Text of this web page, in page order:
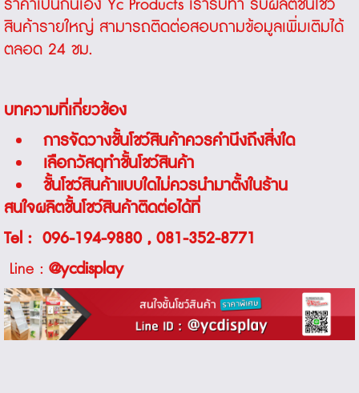
ราคาเป็นกันเอง Yc Products เรารับทำ รับผลิตชั้นโชว์
สินค้ารายใหญ่ สามารถติดต่อสอบถามข้อมูลเพิ่มเติมได้
ตลอด 24 ชม.
บทความที่เกี่ยวข้อง
การจัดวางชั้นโชว์สินค้าควรคำนึงถึงสิ่งใด
เลือกวัสดุทำชั้นโชว์สินค้า
ชั้นโชว์สินค้าแบบใดไม่ควรนำมาตั้งในร้าน
สนใจผลิตชั้นโชว์สินค้าติดต่อได้ที่
Tel : 096-194-9880, 081-352-8771
Line : @ycdisplay